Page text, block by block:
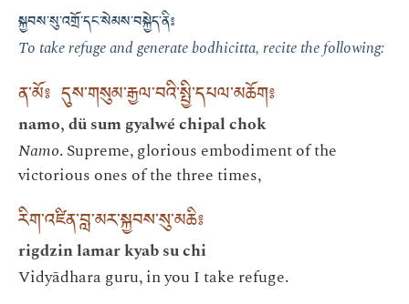
སྐྱབས་སུ་འགྲོ་དང་སེམས་བསྐྱེད་ནི༔
To take refuge and generate bodhicitta, recite the following:
ན་མོ༔ དུས་གསུམ་རྒྱལ་བའི་སྤྱི་དཔལ་མཆོག༔
namo, dü sum gyalwé chipal chok
Namo. Supreme, glorious embodiment of the
victorious ones of the three times,
རིག་འཛིན་བླ་མར་སྐྱབས་སུ་མཆི༔
rigdzin lamar kyab su chi
Vidyādhara guru, in you I take refuge.